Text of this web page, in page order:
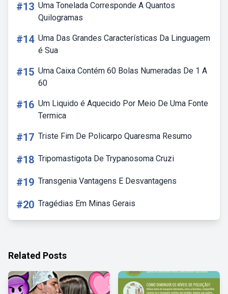
#13 Uma Tonelada Corresponde A Quantos
Quilogramas
#14 Uma Das Grandes Características Da Linguagem
é Sua
#15 Uma Caixa Contém 60 Bolas Numeradas De 1 A
60
#16 Um Liquido é Aquecido Por Meio De Uma Fonte
Termica
#17 Triste Fim De Policarpo Quaresma Resumo
#18 Tripomastigota De Trypanosoma Cruzi
#19 Transgenia Vantagens E Desvantagens
#20 Tragédias Em Minas Gerais
Related Posts